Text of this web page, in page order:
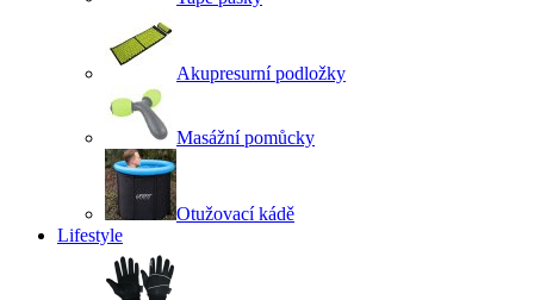
Akupresurní podložky
Masážní pomůcky
Otužovací kádě
Lifestyle